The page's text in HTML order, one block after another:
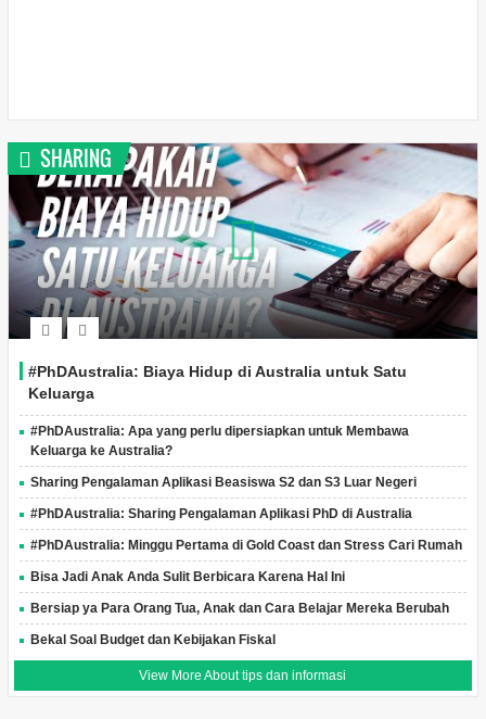
SHARING
#PhDAustralia: Biaya Hidup di Australia untuk Satu
Keluarga
#PhDAustralia: Apa yang perlu dipersiapkan untuk Membawa
Keluarga ke Australia?
Sharing Pengalaman Aplikasi Beasiswa S2 dan S3 Luar Negeri
#PhDAustralia: Sharing Pengalaman Aplikasi PhD di Australia
#PhDAustralia: Minggu Pertama di Gold Coast dan Stress Cari Rumah
Bisa Jadi Anak Anda Sulit Berbicara Karena Hal Ini
Bersiap ya Para Orang Tua, Anak dan Cara Belajar Mereka Berubah
Bekal Soal Budget dan Kebijakan Fiskal
View More About tips dan informasi